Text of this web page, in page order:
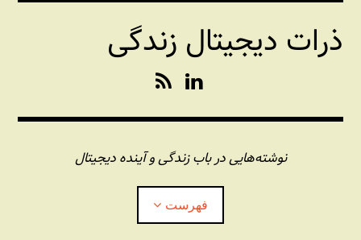
رفتن
محتواذرات دیجیتال زندگی
n
k
e
d
I
n
S
نوشته‌هایی در باب زندگی و آینده دیجیتال
فهرست